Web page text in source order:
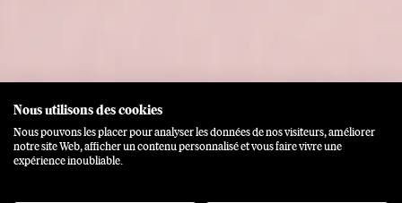
Nous utilisons des cookies
Nous pouvons les placer pour analyser les données de nos visiteurs, améliorer
notre site Web, afficher un contenu personnalisé et vous faire vivre une
expérience inoubliable.